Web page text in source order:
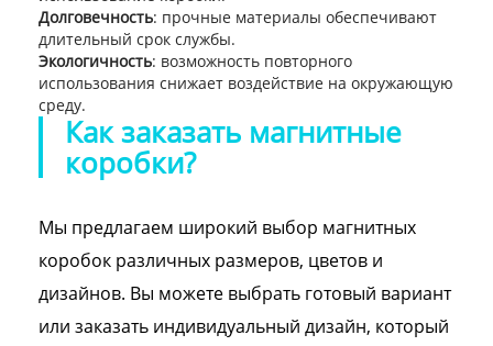
Долговечность: прочные материалы обеспечивают
длительный срок службы.
Экологичность: возможность повторного
использования снижает воздействие на окружающую
среду.
Как заказать магнитные
коробки?
Мы предлагаем широкий выбор магнитных
коробок различных размеров, цветов и
дизайнов. Вы можете выбрать готовый вариант
или заказать индивидуальный дизайн, который